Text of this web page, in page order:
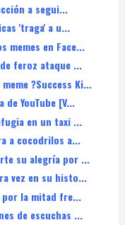
a segui...
'traga' a u...
memes en Face...
feroz ataque ...
?Success Ki...
YouTube [V...
en un taxi ...
a cocodrilos a...
su alegría por ...
vez en su histo...
por la mitad fre...
de escuchas ...